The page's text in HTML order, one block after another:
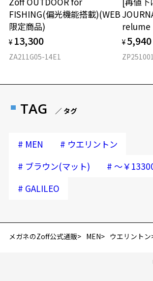
FISHING(偏光機能搭載)(WEB
限定商品)
¥ 13,300
ZA211G05-14E1
relume
¥ 5,940
TAG ／ タグ
# MEN # ウエリントン
# ブラウン(マット) # ～￥
# GALILEO
メガネのZoff公式通販 MEN ウエリントン